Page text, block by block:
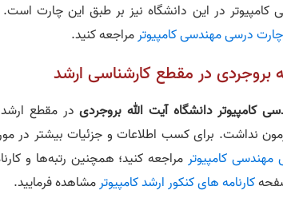
در این دانشگاه نیز بر طبق این چارت است.
چارت درسی مهندسی کامپیوترمراجعه کنید.
بروجردی در مقطع کارشناسی ارشد
کامپیوتر دانشگاه آیت الله بروجردیدر مقطع ارشد
نداشت. برای کسب اطلاعات و جزئیات بیشتر در
کامپیوترمراجعه کنید؛ همچنین رتبه‌ها و
کارنامه های کنکور ارشد کامپیوترمشاهده فرمایید.